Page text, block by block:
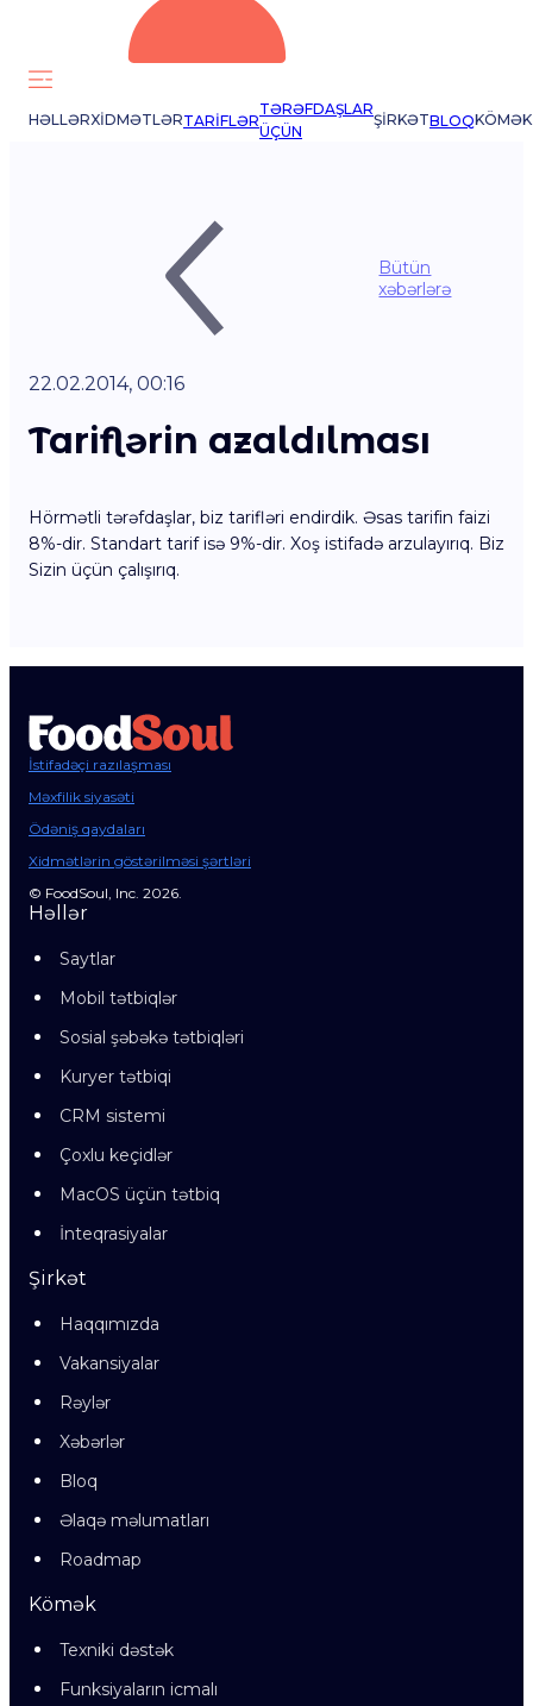
HƏLLƏRXIDMƏTLƏRTARIFLƏR
TƏRƏFDAŞLAR
ÜÇÜN
ŞIRKƏTBLOQKÖMƏK
Bütün
xəbərlərə
22.02.2014, 00:16
Tariflərin azaldılması
Hörmətli tərəfdaşlar, biz tarifləri endirdik. Əsas tarifin faizi
8%-dir. Standart tarif isə 9%-dir. Xoş istifadə arzulayırıq. Biz
Sizin üçün çalışırıq.
İstifadəçi razılaşması
Məxfilik siyasəti
Ödəniş qaydaları
Xidmətlərin göstərilməsi şərtləri
© FoodSoul, Inc. 2026.
Həllər
Saytlar
Mobil tətbiqlər
Sosial şəbəkə tətbiqləri
Kuryer tətbiqi
CRM sistemi
Çoxlu keçidlər
MacOS üçün tətbiq
İnteqrasiyalar
Şirkət
Haqqımızda
Vakansiyalar
Rəylər
Xəbərlər
Bloq
Əlaqə məlumatları
Roadmap
Kömək
Texniki dəstək
Funksiyaların icmalı